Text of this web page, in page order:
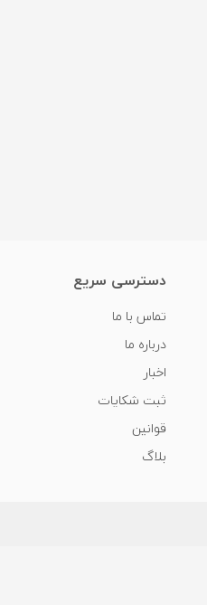
دسترسی سریع
تماس با ما
درباره ما
اخبار
ثبت شکایات
قوانین
بلاگ